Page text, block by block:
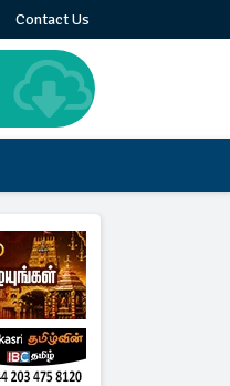
Contact Us